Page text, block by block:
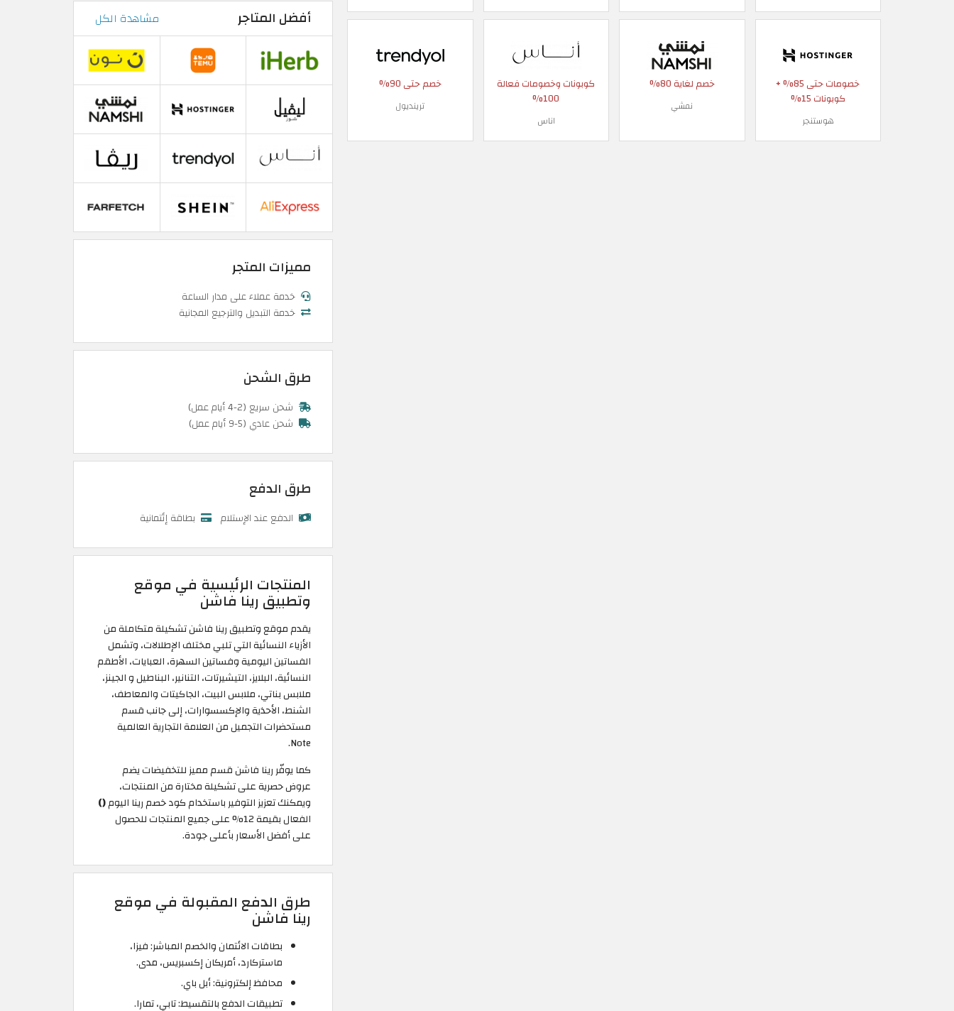
خصومات حتى 85% +
كوبونات 15%
هوستنجر
خصم لغاية 80%
نمشي
كوبونات وخصومات فعالة
100%
اناس
خصم حتى 90%
ترينديول
أفضل المتاجر مشاهدة الكل
مميزات المتجر
خدمة عملاء على مدار الساعة
خدمة التبديل والترجيع المجانية
طرق الشحن
شحن سريع (2-4 أيام عمل)
شحن عادي (5-9 أيام عمل)
طرق الدفع
الدفع عند الإستلام بطاقة إئتمانية
المنتجات الرئيسية في موقع
وتطبيق رينا فاشن
يقدم موقع وتطبيق رينا فاشن تشكيلة متكاملة من
الأزياء النسائية التي تلبي مختلف الإطلالات، وتشمل
الفساتين اليومية وفساتين السهرة، العبايات، الأطقم
النسائية، البلايز، التيشيرتات، التنانير، البناطيل و الجينز،
ملابس بناتي، ملابس البيت، الجاكيتات والمعاطف،
الشنط، الأحذية والإكسسوارات، إلى جانب قسم
مستحضرات التجميل من العلامة التجارية العالمية
Note.
كما يوفّر رينا فاشن قسم مميز للتخفيضات يضم
عروض حصرية على تشكيلة مختارة من المنتجات،
ويمكنك تعزيز التوفير باستخدام كود خصم رينا اليوم()
الفعال بقيمة 12% على جميع المنتجات للحصول
على أفضل الأسعار بأعلى جودة.
طرق الدفع المقبولة في موقع
رينا فاشن
بطاقات الائتمان والخصم المباشر: فيزا،
ماستركارد، أمريكان إكسبريس، مدى.
محافظ إلكترونية: أبل باي.
تطبيقات الدفع بالتقسيط: تابي، تمارا.